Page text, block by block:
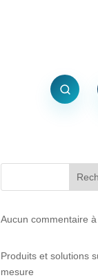
Aucun commentaire à
Produits et solutions
mesure